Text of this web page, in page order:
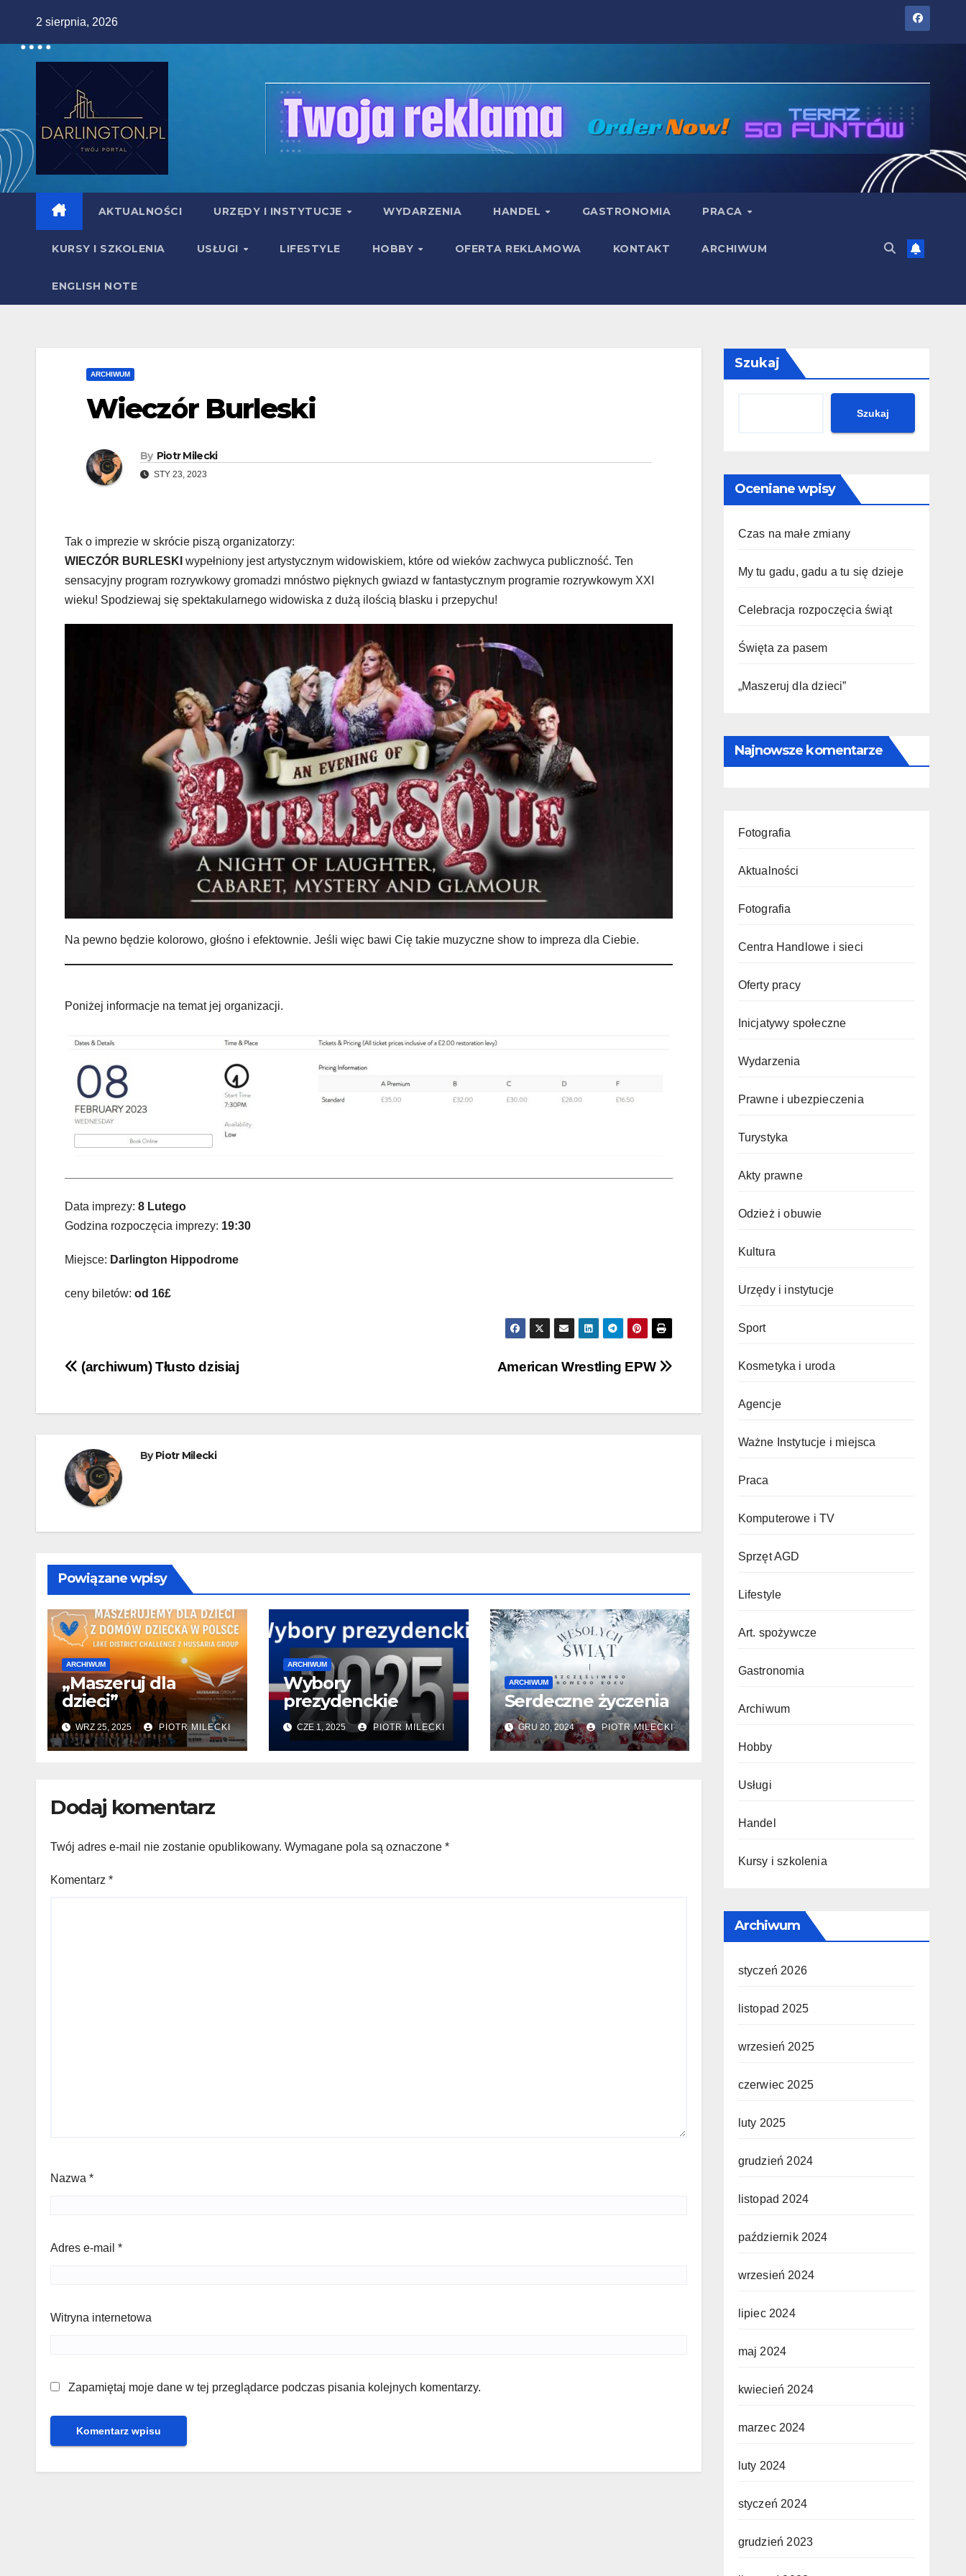
content
2 sierpnia, 2026
AKTUALNOŚCI URZĘDY I INSTYTUCJE WYDARZENIA HANDEL GASTRONOMIA PRACA
KURSY I SZKOLENIA USŁUGI LIFESTYLE HOBBY OFERTA REKLAMOWA KONTAKT ARCHIWUM
ENGLISH NOTE
ARCHIWUM
Wieczór Burleski
By Piotr Milecki
STY 23, 2023
Tak o imprezie w skrócie piszą organizatorzy:
WIECZÓR BURLESKI wypełniony jest artystycznym widowiskiem, które od wieków zachwyca publiczność. Ten
sensacyjny program rozrywkowy gromadzi mnóstwo pięknych gwiazd w fantastycznym programie rozrywkowym XXI
wieku! Spodziewaj się spektakularnego widowiska z dużą ilością blasku i przepychu!
Na pewno będzie kolorowo, głośno i efektownie. Jeśli więc bawi Cię takie muzyczne show to impreza dla Ciebie.
Poniżej informacje na temat jej organizacji.
Data imprezy: 8 Lutego
Godzina rozpoczęcia imprezy: 19:30
Miejsce: Darlington Hippodrome
ceny biletów: od 16£
Nawigacja
American Wrestling EPW
(archiwum) Tłusto dzisiaj
ByPiotr Milecki
Powiązane wpisy
ARCHIWUM
„Maszeruj dla
dzieci”
WRZ 25, 2025 PIOTR MILECKI
ARCHIWUM
Wybory
prezydenckie
CZE 1, 2025 PIOTR MILECKI
ARCHIWUM
Serdeczne życzenia
GRU 20, 2024 PIOTR MILECKI
Dodaj komentarz
Twój adres e-mail nie zostanie opublikowany. Wymagane pola są oznaczone *
Komentarz *
Nazwa *
Adres e-mail *
Witryna internetowa
Zapamiętaj moje dane w tej przeglądarce podczas pisania kolejnych komentarzy.
Szukaj
Szukaj
Oceniane wpisy
Czas na małe zmiany
My tu gadu, gadu a tu się dzieje
Celebracja rozpoczęcia świąt
Święta za pasem
„Maszeruj dla dzieci”
Najnowsze komentarze
Fotografia
Aktualności
Fotografia
Centra Handlowe i sieci
Oferty pracy
Inicjatywy społeczne
Wydarzenia
Prawne i ubezpieczenia
Turystyka
Akty prawne
Odzież i obuwie
Kultura
Urzędy i instytucje
Sport
Kosmetyka i uroda
Agencje
Ważne Instytucje i miejsca
Praca
Komputerowe i TV
Sprzęt AGD
Lifestyle
Art. spożywcze
Gastronomia
Archiwum
Hobby
Usługi
Handel
Kursy i szkolenia
Archiwum
styczeń 2026
listopad 2025
wrzesień 2025
czerwiec 2025
luty 2025
grudzień 2024
listopad 2024
październik 2024
wrzesień 2024
lipiec 2024
maj 2024
kwiecień 2024
marzec 2024
luty 2024
styczeń 2024
grudzień 2023